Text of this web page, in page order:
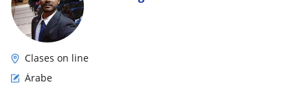
Clases on line
Árabe